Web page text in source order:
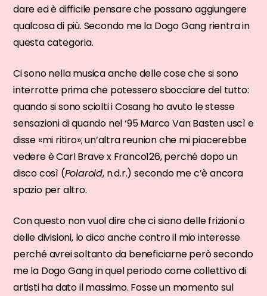
dare ed è difficile pensare che possano aggiungere
qualcosa di più. Secondo me la Dogo Gang rientra in
questa categoria.
Ci sono nella musica anche delle cose che si sono
interrotte prima che potessero sbocciare del tutto:
quando si sono sciolti i Cosang ho avuto le stesse
sensazioni di quando nel ‘95 Marco Van Basten uscì e
disse «mi ritiro»; un’altra reunion che mi piacerebbe
vedere è Carl Brave x Franco126, perché dopo un
disco così (Polaroid, n.d.r.) secondo me c’è ancora
spazio per altro.
Con questo non vuol dire che ci siano delle frizioni o
delle divisioni, lo dico anche contro il mio interesse
perché avrei soltanto da beneficiarne però secondo
me la Dogo Gang in quel periodo come collettivo di
artisti ha dato il massimo. Fosse un momento sul